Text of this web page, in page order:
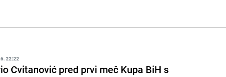
22:22
Cvitanović pred prvi meč Kupa BiH s